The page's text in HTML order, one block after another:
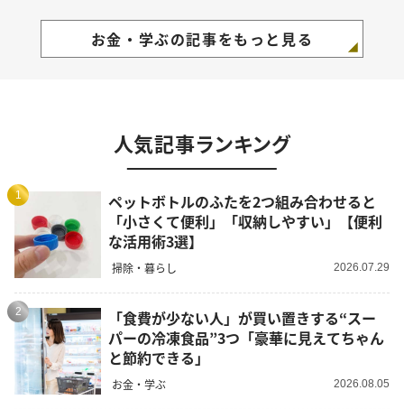
お金・学ぶの記事をもっと見る
人気記事ランキング
1
ペットボトルのふたを2つ組み合わせると
「小さくて便利」「収納しやすい」【便利
な活用術3選】
掃除・暮らし 2026.07.29
2
「食費が少ない人」が買い置きする“スー
パーの冷凍食品”3つ「豪華に見えてちゃん
と節約できる」
お金・学ぶ 2026.08.05